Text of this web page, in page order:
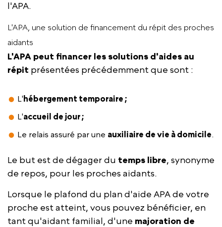
l'APA.
L'APA, une solution de financement du répit des proches
aidants
L'APA peut financer les solutions d'aides au
répit présentées précédemment que sont :
L' hébergement temporaire ;
L'accueil de jour ;
Le relais assuré par une auxiliaire de vie à domicile.
Le but est de dégager du temps libre, synonyme
de repos, pour les proches aidants.
Lorsque le plafond du plan d'aide APA de votre
proche est atteint, vous pouvez bénéficier, en
tant qu'aidant familial, d'une majoration de